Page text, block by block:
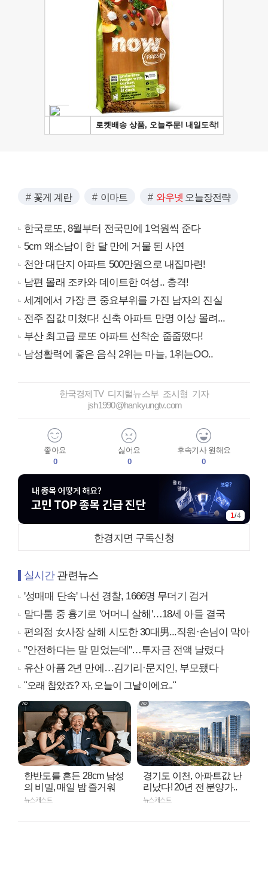
꽃게 계란 이마트 와우넷 오늘장전략
한국로또, 8월부터 전국민에 1억원씩 준다
5cm 왜소남이 한 달 만에 거물 된 사연
천안 대단지 아파트 500만원으로 내집마련!
남편 몰래 조카와 데이트한 여성.. 충격!
세계에서 가장 큰 중요부위를 가진 남자의 진실
전주 집값 미쳤다! 신축 아파트 만명 이상 몰려...
부산 최고급 로또 아파트 선착순 줍줍떴다!
남성활력에 좋은 음식 2위는 마늘, 1위는OO..
한국경제TV 디지털뉴스부 조시형 기자
jsh1990@hankyungtv.com
좋아요
0
싫어요
0
후속기사 원해요
0
1/4
한경지면 구독신청
실시간관련뉴스
'성매매 단속' 나선 경찰, 1666명 무더기 검거
말다툼 중 흉기로 '어머니 살해'…18세 아들 결국
편의점 女사장 살해 시도한 30대男...직원·손님이 막아
"안전하다는 말 믿었는데"…투자금 전액 날렸다
유산 아픔 2년 만에…김기리·문지인, 부모됐다
"오래 참았죠? 자, 오늘이 그날이에요.."
한반도를 흔든 28cm 남성
의 비밀, 매일 밤 즐거워
뉴스캐스트
경기도 이천, 아파트값 난
리났다! 20년 전 분양가..
뉴스캐스트